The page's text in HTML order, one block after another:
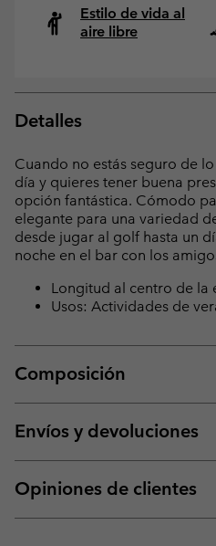
Estilo de vida al
aire libre
Detalles
Cuando no estás seguro de
día y quieres tener buena
opción fantástica. Cómodo
elegante para una variedad
desde jugar al golf hasta un
noche en el bar con los
Longitud al centro de la
Usos: Actividades de
Composición
Envíos y devoluciones
Opiniones de clientes